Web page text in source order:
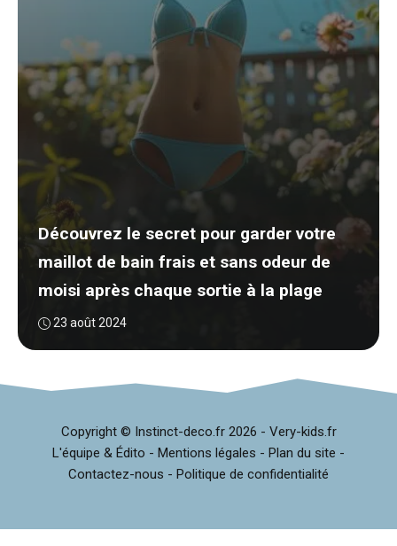
Découvrez le secret pour garder votre
maillot de bain frais et sans odeur de
moisi après chaque sortie à la plage
23 août 2024
Copyright © Instinct-deco.fr 2026 - Very-kids.fr
L'équipe & Édito - Mentions légales - Plan du site -
Contactez-nous - Politique de confidentialité